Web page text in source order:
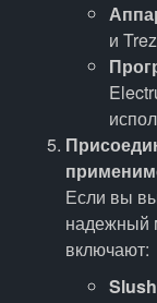
и
Если вы
надежный
включают: